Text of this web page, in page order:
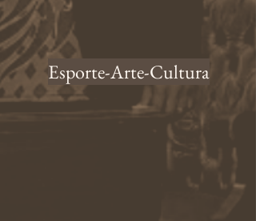
Esporte-Arte-Cultura